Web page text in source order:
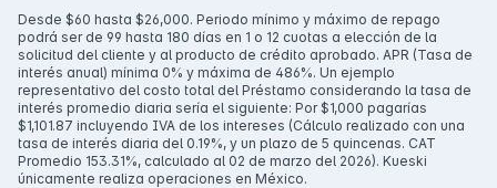
Desde $60 hasta $26,000. Periodo mínimo y máximo de repago
podrá ser de 99 hasta 180 días en 1 o 12 cuotas a elección de la
solicitud del cliente y al producto de crédito aprobado. APR (Tasa de
interés anual) mínima 0% y máxima de 486%. Un ejemplo
representativo del costo total del Préstamo considerando la tasa de
interés promedio diaria sería el siguiente: Por $1,000 pagarías
$1,101.87 incluyendo IVA de los intereses (Cálculo realizado con una
tasa de interés diaria del 0.19%, y un plazo de 5 quincenas. CAT
Promedio 153.31%, calculado al 02 de marzo del 2026). Kueski
únicamente realiza operaciones en México.